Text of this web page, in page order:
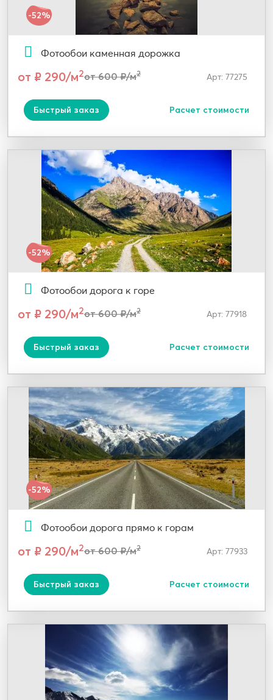
-52%
Фотообои каменная дорожка
от ₽ 290/м2от 600 ₽/м2 Арт: 77275
Быстрый заказ Расчет стоимости
-52%
Фотообои дорога к горе
от ₽ 290/м2от 600 ₽/м2 Арт: 77918
Быстрый заказ Расчет стоимости
-52%
Фотообои дорога прямо к горам
от ₽ 290/м2от 600 ₽/м2 Арт: 77933
Быстрый заказ Расчет стоимости